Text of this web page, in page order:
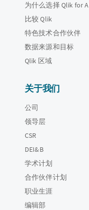
为什么选择 Qlik for
比较 Qlik
特色技术合作伙伴
数据来源和目标
Qlik 区域
关于我们
公司
领导层
CSR
DEI&B
学术计划
合作伙伴计划
职业生涯
编辑部